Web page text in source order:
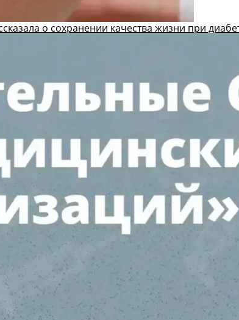
о сохранении качества жизни при